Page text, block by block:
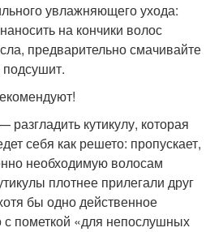
увлажняющего ухода:
на кончики волос
предварительно смачивайте
кутикулу, которая
себя как решето: пропускает,
необходимую волосам
плотнее прилегали друг
бы одно действенное
с пометкой «для непослушных